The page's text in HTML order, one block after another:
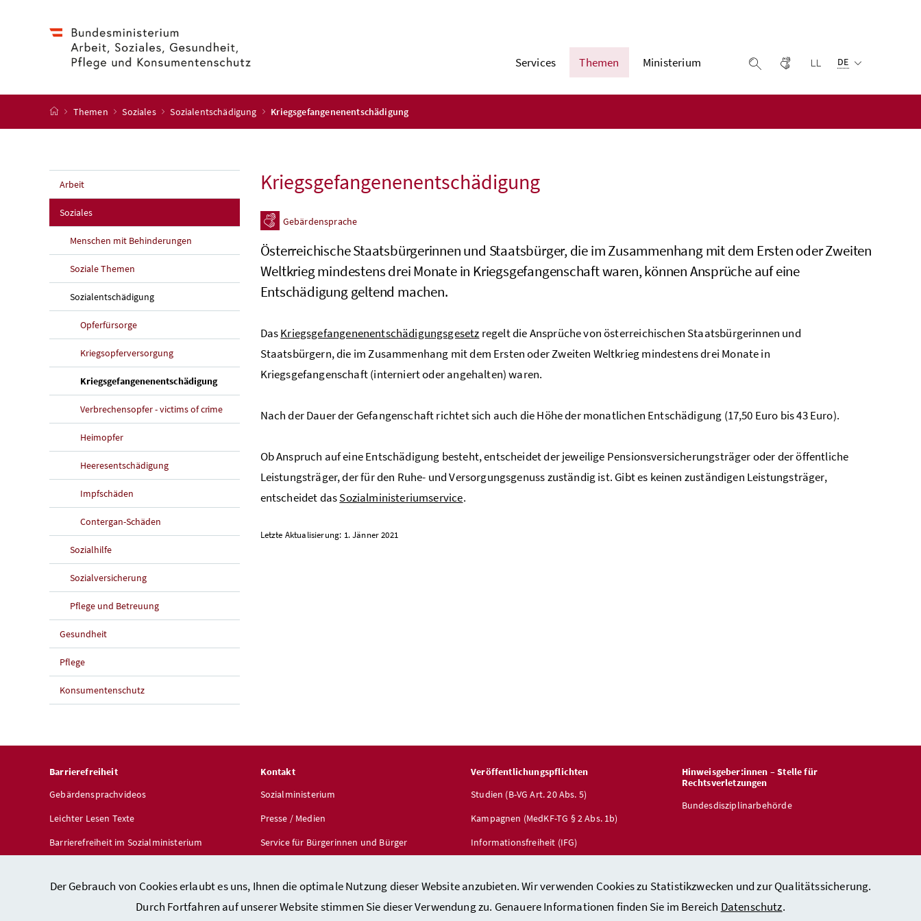
Der Gebrauch von Cookies erlaubt es uns, Ihnen die optimale Nutzung dieser Website anzubieten. Wir verwenden Cookies zu Statistikzwecken und zur Qualitätssicherung.
Durch Fortfahren auf unserer Website stimmen Sie dieser Verwendung zu. Genauere Informationen finden Sie im Bereich Datenschutz.
Services Themen Ministerium Suche einblenden
Gebärdensprache
Leichter lesen
DE
Startseite
Themen Soziales Sozialentschädigung Kriegsgefangenenentschädigung
Arbeit
Soziales
Menschen mit Behinderungen
Soziale Themen
Sozialentschädigung
Opferfürsorge
Kriegsopferversorgung
Kriegsgefangenenentschädigung(aktuelle Seite)
Verbrechensopfer - victims of crime
Heimopfer
Heeresentschädigung
Impfschäden
Contergan-Schäden
Sozialhilfe
Sozialversicherung
Pflege und Betreuung
Gesundheit
Pflege
Konsumentenschutz
Kriegsgefangenenentschädigung
Gebärdensprache
Österreichische Staatsbürgerinnen und Staatsbürger, die im Zusammenhang mit dem Ersten oder Zweiten
Weltkrieg mindestens drei Monate in Kriegsgefangenschaft waren, können Ansprüche auf eine
Entschädigung geltend machen.
DasKriegsgefangenenentschädigungsgesetz regelt die Ansprüche von österreichischen Staatsbürgerinnen und
Staatsbürgern, die im Zusammenhang mit dem Ersten oder Zweiten Weltkrieg mindestens drei Monate in
Kriegsgefangenschaft (interniert oder angehalten) waren.
Nach der Dauer der Gefangenschaft richtet sich auch die Höhe der monatlichen Entschädigung (17,50 Euro bis 43 Euro).
Ob Anspruch auf eine Entschädigung besteht, entscheidet der jeweilige Pensionsversicherungsträger oder der öffentliche
Leistungsträger, der für den Ruhe- und Versorgungsgenuss zuständig ist. Gibt es keinen zuständigen Leistungsträger,
entscheidet dasSozialministeriumservice.
Letzte Aktualisierung: 1. Jänner 2021
Barrierefreiheit
Gebärdensprachvideos
Leichter Lesen Texte
Barrierefreiheit im Sozialministerium
Kontakt
Sozialministerium
Presse / Medien
Service für Bürgerinnen und Bürger
Veröffentlichungspflichten
Studien (B-VG Art. 20 Abs. 5)
Kampagnen (MedKF-TG § 2 Abs. 1b)
Informationsfreiheit (IFG)
Hinweisgeber:innen – Stelle für
Rechtsverletzungen
Bundesdisziplinarbehörde